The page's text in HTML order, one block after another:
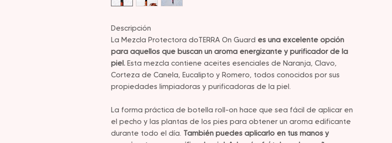
Descripción
La Mezcla Protectora doTERRA On Guard es una excelente opción
para aquellos que buscan un aroma energizante y purificador de la
piel. Esta mezcla contiene aceites esenciales de Naranja, Clavo,
Corteza de Canela, Eucalipto y Romero, todos conocidos por sus
propiedades limpiadoras y purificadoras de la piel.
La forma práctica de botella roll-on hace que sea fácil de aplicar en
el pecho y las plantas de los pies para obtener un aroma edificante
durante todo el día. También puedes aplicarlo en tus manos y